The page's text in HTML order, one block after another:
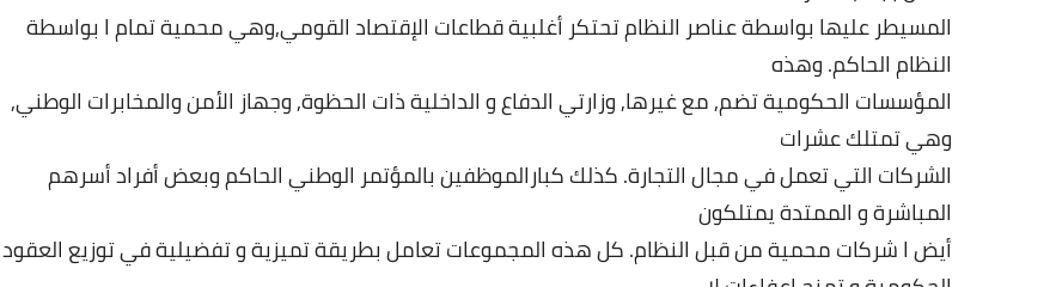
المسيطر عليها بواسطةعناصر النظامتحتكر أغلبيةقطاعات الإقتصادالقومي,وهيمحميةتماما بواسطة
النظامالحاكم.وهذه
المؤسسات الحكوميةتضم,معغيرها,وزارتيالدفاعوالداخليةذات الحظوة,وجهاز الأمنوالمخابرات الوطني,
وهيتمتلكعشرات
الشركات التيتعملفيمجالالتجارة.كذلككبارالموظفينبالمؤتمر الوطنيالحاكموبعضأفرادأسرهم
المباشرةوالممتدةيمتلكون
أيضاشركاتمحميةمنقبلالنظام.كلهذهالمجموعاتتعاملبطريقةتميزيةوتفضيليةفيتوزيعالعقود